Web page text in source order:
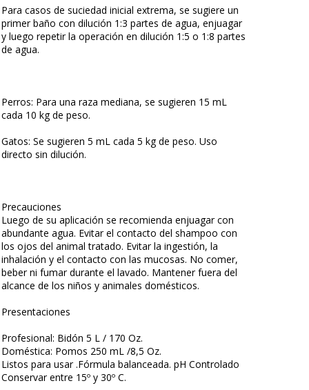
Para casos de suciedad inicial extrema, se sugiere un
primer baño con dilución 1:3 partes de agua, enjuagar
y luego repetir la operación en dilución 1:5 o 1:8 partes
de agua.
Perros: Para una raza mediana, se sugieren 15 mL
cada 10 kg de peso.
Gatos: Se sugieren 5 mL cada 5 kg de peso. Uso
directo sin dilución.
Precauciones
Luego de su aplicación se recomienda enjuagar con
abundante agua. Evitar el contacto del shampoo con
los ojos del animal tratado. Evitar la ingestión, la
inhalación y el contacto con las mucosas. No comer,
beber ni fumar durante el lavado. Mantener fuera del
alcance de los niños y animales domésticos.
Presentaciones
Profesional: Bidón 5 L / 170 Oz.
Doméstica: Pomos 250 mL /8,5 Oz.
Listos para usar .Fórmula balanceada. pH Controlado
Conservar entre 15º y 30º C.